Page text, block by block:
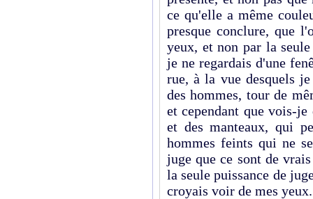
ce qu'elle a même
presque conclure, que
yeux, et non par la
je ne regardais d'une
rue, à la vue desquels
des hommes, tour de
et cependant que vois-je
et des manteaux, qui
hommes feints qui ne
juge que ce sont de
la seule puissance de
croyais voir de mes